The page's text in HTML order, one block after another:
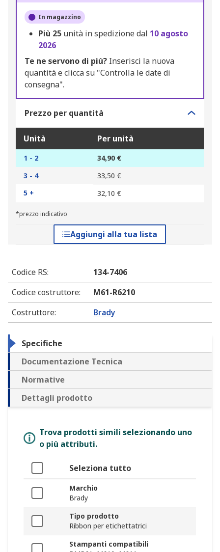
In magazzino
Più 25 unità in spedizione dal 10 agosto
2026
Te ne servono di più? Inserisci la nuova
quantità e clicca su "Controlla le date di
consegna".
Prezzo per quantità
Unità Per unità
1 - 2
34,90 €
3 - 4
33,50 €
5 +
32,10 €
*prezzo indicativo
Aggiungi alla tua lista
Codice RS:
134-7406
Codice costruttore:
M61-R6210
Costruttore: Brady
Specifiche
Documentazione Tecnica
Normative
Dettagli prodotto
Trova prodotti simili selezionando uno
o più attributi.
Seleziona tutto
Marchio
Brady
Tipo prodotto
Ribbon per etichettatrici
Stampanti compatibili